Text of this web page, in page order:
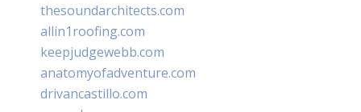
thesoundarchitects.com
allin1roofing.com
keepjudgewebb.com
anatomyofadventure.com
drivancastillo.com